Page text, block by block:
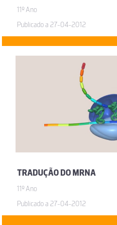
11º Ano
Publicado a 27-04-2012
TRADUÇÃO DO MRNA
11º Ano
Publicado a 27-04-2012